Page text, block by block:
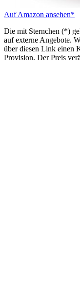
Auf Amazon ansehen*
Die mit Sternchen (*)
auf externe Angebote.
über diesen Link einen
Provision. Der Preis